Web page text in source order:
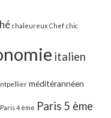
chaleureux Chef chic
italien
méditérannéen
Paris 4 ème Paris 5 ème